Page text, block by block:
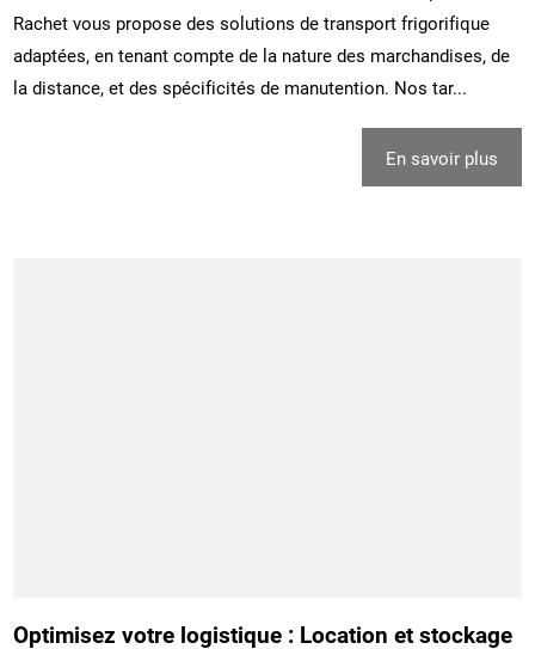
Rachet vous propose des solutions de transport frigorifique
adaptées, en tenant compte de la nature des marchandises, de
la distance, et des spécificités de manutention. Nos tar...
En savoir plus
Optimisez votre logistique : Location et stockage